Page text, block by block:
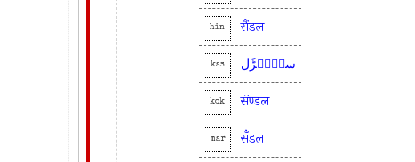
hin सैंडल
kas سٮ۪نٛڑَل
kok सॅण्डल
mar सँडल